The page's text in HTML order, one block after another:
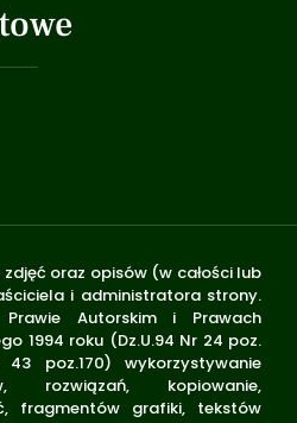
zdjęć oraz opisów (w całości lub
i administratora strony.
Autorskim i Prawach
1994 roku (Dz.U.94 Nr 24 poz.
poz.170) wykorzystywanie
rozwiązań, kopiowanie,
fragmentów grafiki, tekstów